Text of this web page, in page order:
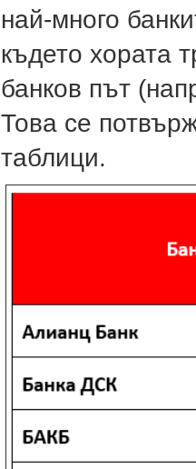
най-много
където хората
банков път
Това се
таблици.